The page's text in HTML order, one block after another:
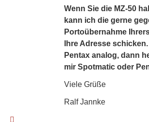
Wenn Sie die MZ-50
kann ich die gerne
Portoübernahme
Ihre Adresse
Pentax analog, dann
mir Spotmatic oder
Viele Grüße
Ralf Jannke